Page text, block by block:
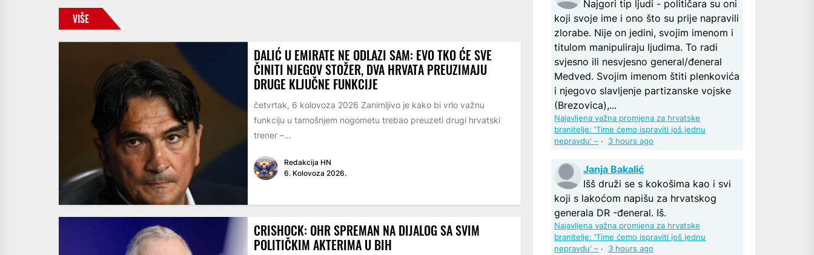
VIŠE
DALIĆ U EMIRATE NE ODLAZI SAM: EVO TKO ĆE SVE
ČINITI NJEGOV STOŽER, DVA HRVATA PREUZIMAJU
DRUGE KLJUČNE FUNKCIJE
četvrtak, 6 kolovoza 2026 Zanimljivo je kako bi vrlo važnu
funkciju u tamošnjem nogometu trebao preuzeti drugi hrvatski
trener –...
Redakcija HN
6. Kolovoza 2026.
CRISHOCK: OHR SPREMAN NA DIJALOG SA SVIM
POLITIČKIM AKTERIMA U BIH
Najgori tip ljudi - političara su oni
koji svoje ime i ono što su prije napravili
zlorabe. Nije on jedini, svojim imenom i
titulom manipuliraju ljudima. To radi
svjesno ili nesvjesno general/đeneral
Medved. Svojim imenom štiti plenkovića
i njegovo slavljenje partizanske vojske
(Brezovica),...
Najavljena važna promjena za hrvatske
branitelje: 'Time ćemo ispraviti još jednu
nepravdu' – · 3 hours ago
Janja Bakalić
Išš druži se s kokošima kao i svi
koji s lakoćom napišu za hrvatskog
generala DR -đeneral. Iš.
Najavljena važna promjena za hrvatske
branitelje: 'Time ćemo ispraviti još jednu
nepravdu' – · 3 hours ago